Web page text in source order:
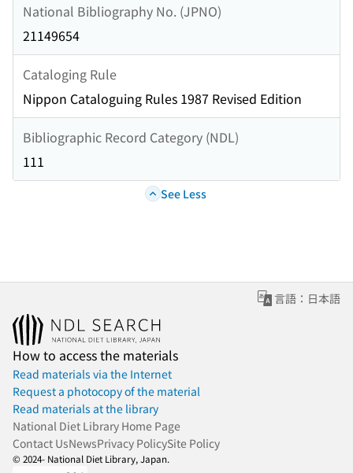
National Bibliography No. (JPNO)
21149654
Cataloging Rule
Nippon Cataloguing Rules 1987 Revised Edition
Bibliographic Record Category (NDL)
111
See Less
言語：日本語
How to access the materials
Read materials via the Internet
Request a photocopy of the material
Read materials at the library
National Diet Library Home Page
Contact UsNewsPrivacy PolicySite Policy
© 2024- National Diet Library, Japan.